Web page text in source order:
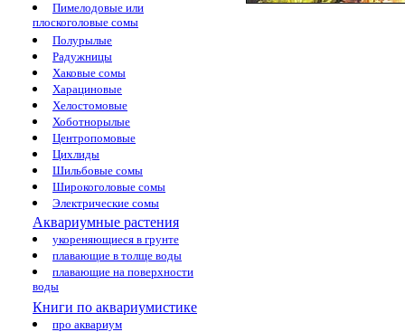
Пимелодовые или
плоскоголовые сомы
Полурылые
Радужницы
Хаковые сомы
Харациновые
Хелостомовые
Хоботнорылые
Центропомовые
Цихлиды
Шильбовые сомы
Широкоголовые сомы
Электрические сомы
Аквариумные растения
укореняющиеся в грунте
плавающие в толще воды
плавающие на поверхности
воды
Книги по аквариумистике
про аквариум